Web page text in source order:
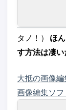
タノ！） ほ
す方法は凄
大抵の画像
画像編集ソフ